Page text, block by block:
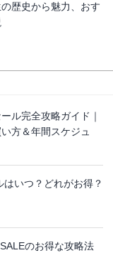
歴史から魅力、おす
ル完全攻略ガイド｜
方＆年間スケジュ
はいつ？どれがお得？
のお得な攻略法